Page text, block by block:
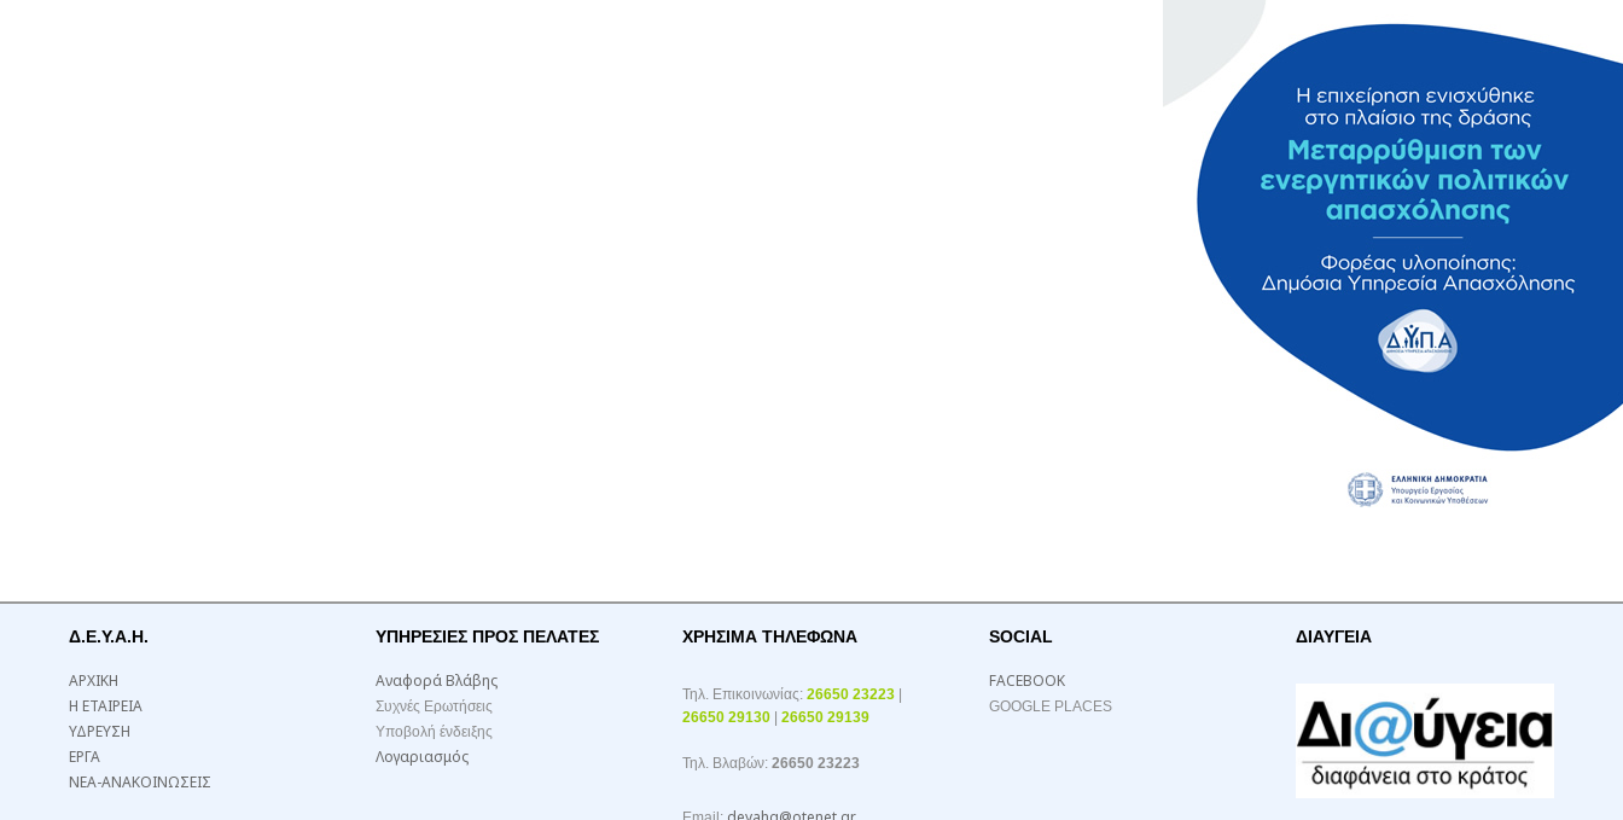
Δ.Ε.Υ.Α.Η.
ΑΡΧΙΚΗ
Η ΕΤΑΙΡΕΙΑ
ΥΔΡΕΥΣΗ
ΕΡΓΑ
ΝΕΑ-ΑΝΑΚΟΙΝΩΣΕΙΣ
ΥΠΗΡΕΣΙΕΣ ΠΡΟΣ ΠΕΛΑΤΕΣ
Αναφορά Βλάβης
Συχνές Ερωτήσεις
Υποβολή ένδειξης
Λογαριασμός
ΧΡΉΣΙΜΑ ΤΗΛΈΦΩΝΑ
Τηλ. Επικοινωνίας: 26650 23223
26650 29130
26650 29139
Τηλ. Βλαβών: 26650 23223
SOCIAL
FACEBOOK
GOOGLE PLACES
ΔΙΑΥΓΕΙΑ